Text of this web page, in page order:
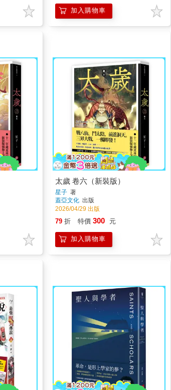
加入購物車
太歲 卷六（新裝版）
星子著
蓋亞文化 出版
2026/04/29 出版
79 折 特價 300 元
加入購物車